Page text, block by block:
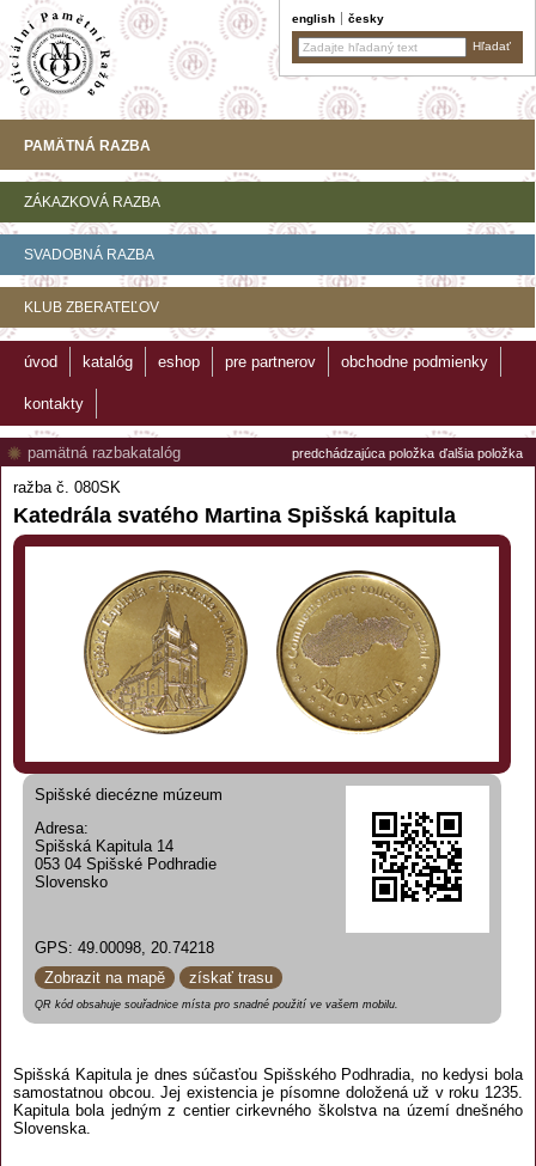
english česky
PAMÄTNÁ RAZBA
ZÁKAZKOVÁ RAZBA
SVADOBNÁ RAZBA
KLUB ZBERATEĽOV
úvod katalóg eshop pre partnerov obchodne podmienky
kontakty
predchádzajúca položka ďalšia položka
pamätná razbakatalóg
ražba č. 080SK
Katedrála svatého Martina Spišská kapitula
Spišské diecézne múzeum
Adresa:
Spišská Kapitula 14
053 04 Spišské Podhradie
Slovensko
GPS: 49.00098, 20.74218
Zobrazit na mapě
získať trasu
QR kód obsahuje souřadnice místa pro snadné použití ve vašem mobilu.
Spišská Kapitula je dnes súčasťou Spišského Podhradia, no kedysi bola
samostatnou obcou. Jej existencia je písomne doložená už v roku 1235.
Kapitula bola jedným z centier cirkevného školstva na území dnešného
Slovenska.